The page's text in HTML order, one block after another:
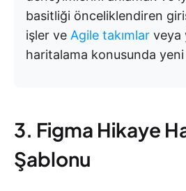
basitliği önceliklendiren
işler ve Agile takımlar veya
haritalama konusunda
3. Figma Hikaye
Şablonu